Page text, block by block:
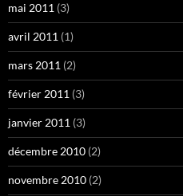
mai 2011 (3)
avril 2011 (1)
mars 2011 (2)
février 2011 (3)
janvier 2011 (3)
décembre 2010 (2)
novembre 2010 (2)